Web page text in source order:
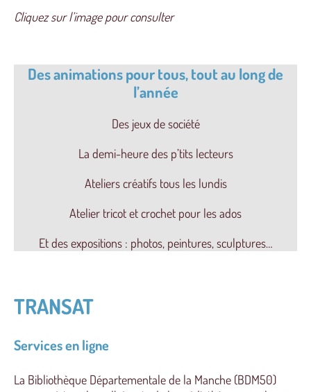
Cliquez sur l’image pour consulter
Des animations pour tous, tout au long de
l’année
Des jeux de société
La demi-heure des p’tits lecteurs
Ateliers créatifs tous les lundis
Atelier tricot et crochet pour les ados
Et des expositions : photos, peintures, sculptures…
TRANSAT
Services en ligne
La Bibliothèque Départementale de la Manche (BDM50)